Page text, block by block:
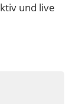
und live